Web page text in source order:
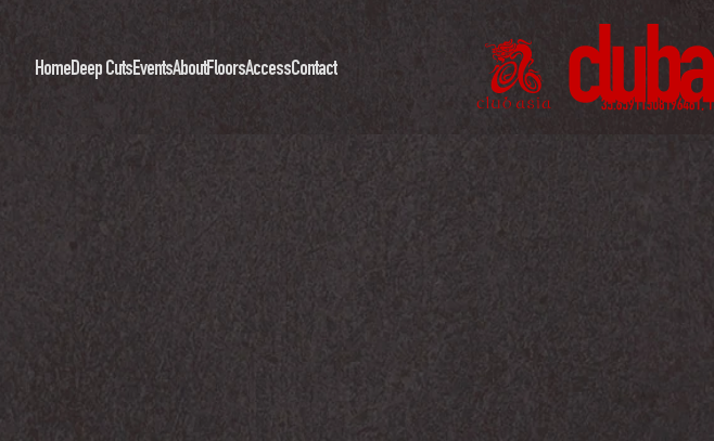
HomeDeep CutsEventsAboutFloorsAccessContact